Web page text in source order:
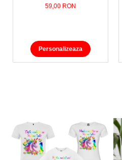
59,00 RON
Personalizeaza